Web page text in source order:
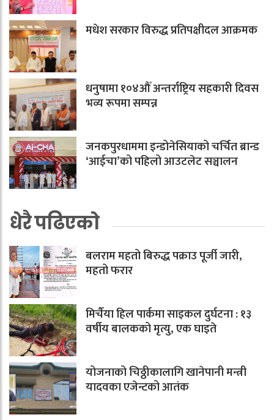
मधेश सरकार विरुद्ध प्रतिपक्षीदल आक्रमक
धनुषामा १०४औँ अन्तर्राष्ट्रिय सहकारी दिवस
भव्य रूपमा सम्पन्न
जनकपुरधाममा इन्डोनेसियाको चर्चित ब्रान्ड
‘आईचा’को पहिलो आउटलेट सञ्चालन
धेरै पढिएको
बलराम महतो बिरुद्ध पक्राउ पूर्जी जारी,
महतो फरार
मिर्चैया हिल पार्कमा साइकल दुर्घटना : १३
वर्षीय बालकको मृत्यु, एक घाइते
योजनाको चिठ्ठीकालागि खानेपानी मन्त्री
यादवका एजेन्टको आतंक